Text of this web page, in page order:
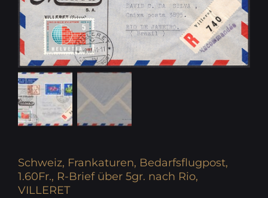
Schweiz, Frankaturen, Bedarfsflugpost,
1.60Fr., R-Brief über 5gr. nach Rio,
VILLERET